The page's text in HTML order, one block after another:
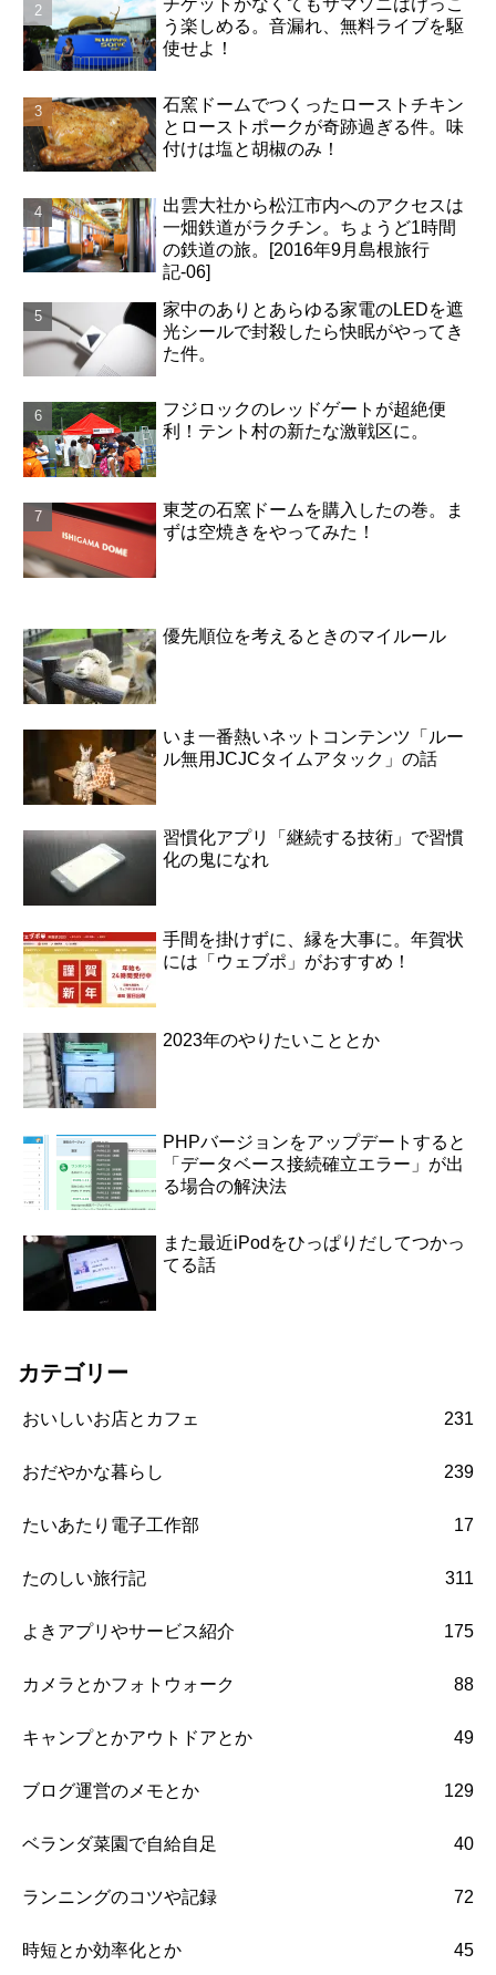
う楽しめる。音漏れ、無料ライブを駆
使せよ！
石窯ドームでつくったローストチキン
とローストポークが奇跡過ぎる件。味
付けは塩と胡椒のみ！
出雲大社から松江市内へのアクセスは
一畑鉄道がラクチン。ちょうど1時間
の鉄道の旅。[2016年9月島根旅行
記-06]
家中のありとあらゆる家電のLEDを遮
光シールで封殺したら快眠がやってき
た件。
フジロックのレッドゲートが超絶便
利！テント村の新たな激戦区に。
東芝の石窯ドームを購入したの巻。ま
ずは空焼きをやってみた！
優先順位を考えるときのマイルール
いま一番熱いネットコンテンツ「ルー
ル無用JCJCタイムアタック」の話
習慣化アプリ「継続する技術」で習慣
化の鬼になれ
手間を掛けずに、縁を大事に。年賀状
には「ウェブポ」がおすすめ！
2023年のやりたいこととか
PHPバージョンをアップデートすると
「データベース接続確立エラー」が出
る場合の解決法
また最近iPodをひっぱりだしてつかっ
てる話
カテゴリー
おいしいお店とカフェ 231
おだやかな暮らし 239
たいあたり電子工作部 17
たのしい旅行記 311
よきアプリやサービス紹介 175
カメラとかフォトウォーク 88
キャンプとかアウトドアとか 49
ブログ運営のメモとか 129
ベランダ菜園で自給自足 40
ランニングのコツや記録 72
時短とか効率化とか 45